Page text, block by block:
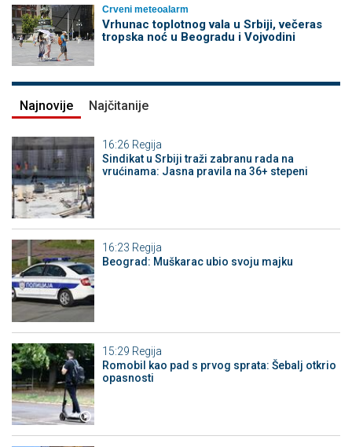
Crveni meteoalarm
Vrhunac toplotnog vala u Srbiji, večeras
tropska noć u Beogradu i Vojvodini
Najnovije Najčitanije
16:26 Regija
Sindikat u Srbiji traži zabranu rada na
vrućinama: Jasna pravila na 36+ stepeni
16:23 Regija
Beograd: Muškarac ubio svoju majku
15:29 Regija
Romobil kao pad s prvog sprata: Šebalj otkrio
opasnosti